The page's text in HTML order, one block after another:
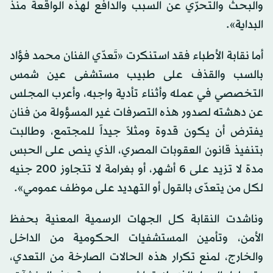
والبحث والتحرّي عن السبب والدافع لهذه الواقعة منذ
البداية».
أما نقابة الأطباء فقد استنكرت «تَعدّي الفنان محمد فؤاد
بالسب والقذف على طبيب مستشفى عين شمس
التخصصي في عمله وأثناء تأدية واجبه، وأعرب المجلس
عن دهشته لصدور هذه التصرفات غير المسؤولة من فنان
يفترض أن يكون قدوة ومثلاً جيداً للمجتمع، وطالبت
بتنفيذ قانون العقوبات المصري، الذي ينص على الحبس
مدة لا تزيد على 6 أشهر، أو بغرامة لا تتجاوز 200 جنيه
لكل من يتعدّى بالقول أو التهديد على موظف عمومي».
وناشدت النقابة كل الجهات الرسمية المعنية بحفظ
الأمن، وتأمين المستشفيات الحكومية من الداخل
والخارج، لمنع تكرار هذه الحالات الصارخة من التعدي،